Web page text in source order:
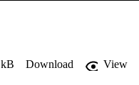
Download
View